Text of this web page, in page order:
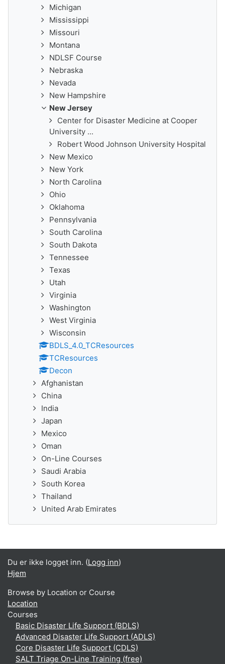
Michigan
Mississippi
Missouri
Montana
NDLSF Course
Nebraska
Nevada
New Hampshire
New Jersey
Center for Disaster Medicine at Cooper
University ...
Robert Wood Johnson University Hospital
New Mexico
New York
North Carolina
Ohio
Oklahoma
Pennsylvania
South Carolina
South Dakota
Tennessee
Texas
Utah
Virginia
Washington
West Virginia
Wisconsin
BDLS_4.0_TCResources
TCResources
Decon
Afghanistan
China
India
Japan
Mexico
Oman
On-Line Courses
Saudi Arabia
South Korea
Thailand
United Arab Emirates
Du er ikke logget inn. (Logg inn)
Hjem
Browse by Location or Course
Location
Courses
Basic Disaster Life Support (BDLS)
Advanced Disaster Life Support (ADLS)
Core Disaster Life Support (CDLS)
SALT Triage On-Line Training (free)